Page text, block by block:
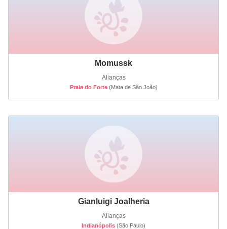
Momussk
Alianças
Praia do Forte(Mata de São João)
Gianluigi Joalheria
Alianças
Indianópolis (São Paulo)